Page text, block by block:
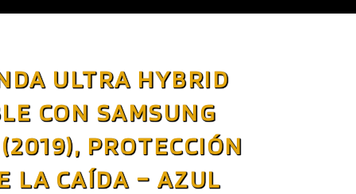
ULTRA HYBRID
CON SAMSUNG
PROTECCIÓN
LA CAÍDA – AZUL